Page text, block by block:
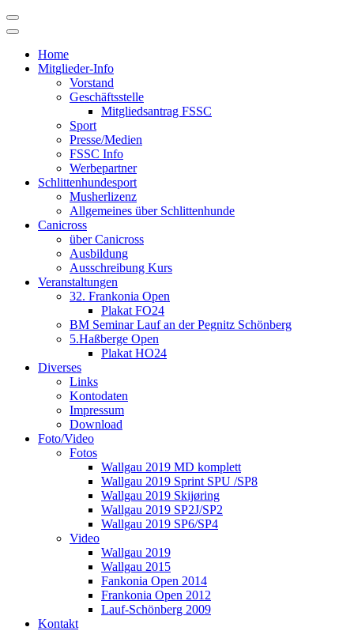
Skip
to
Home
Mitglieder-Info
Vorstand
Geschäftsstelle
Mitgliedsantrag FSSC
Sport
Presse/Medien
FSSC Info
Werbepartner
Schlittenhundesport
Musherlizenz
Allgemeines über Schlittenhunde
Canicross
über Canicross
Ausbildung
Ausschreibung Kurs
Veranstaltungen
32. Frankonia Open
Plakat FO24
BM Seminar Lauf an der Pegnitz Schönberg
5.Haßberge Open
Plakat HO24
Diverses
Links
Kontodaten
Impressum
Download
Foto/Video
Fotos
Wallgau 2019 MD komplett
Wallgau 2019 Sprint SPU /SP8
Wallgau 2019 Skijøring
Wallgau 2019 SP2J/SP2
Wallgau 2019 SP6/SP4
Video
Wallgau 2019
Wallgau 2015
Fankonia Open 2014
Frankonia Open 2012
Lauf-Schönberg 2009
Kontakt